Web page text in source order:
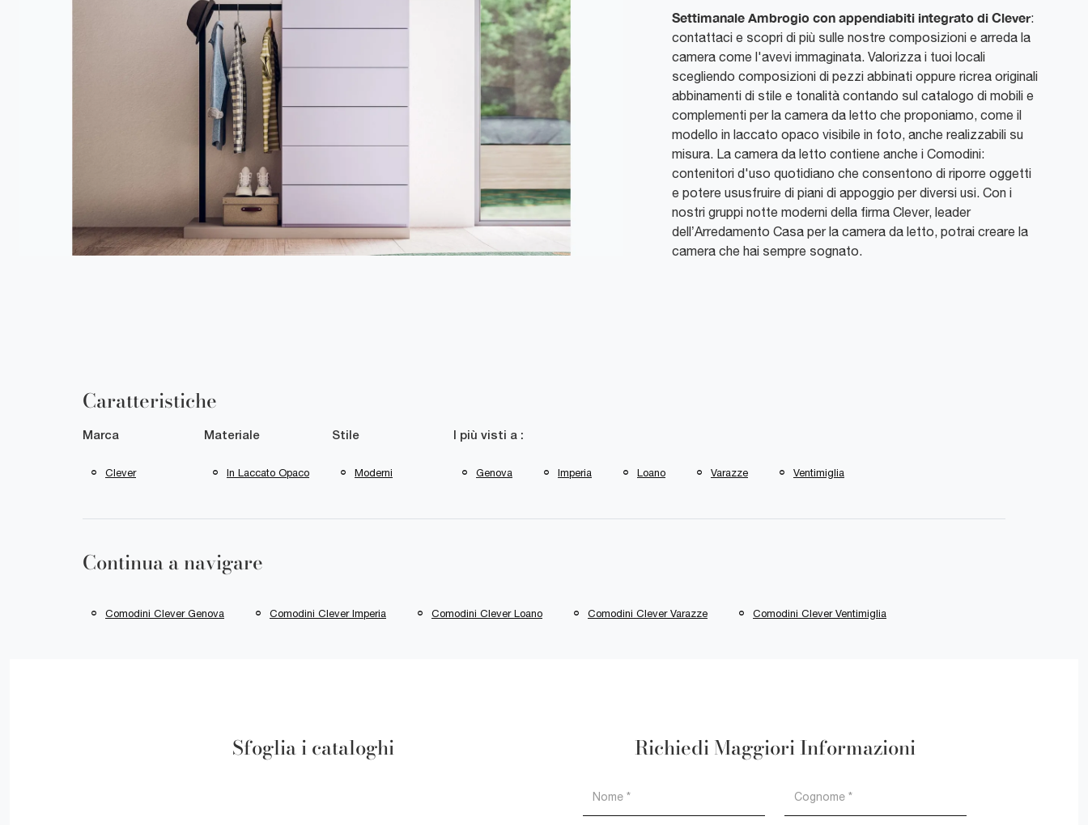
Settimanale Ambrogio con appendiabiti integrato di Clever:
contattaci e scopri di più sulle nostre composizioni e arreda la
camera come l'avevi immaginata. Valorizza i tuoi locali
scegliendo composizioni di pezzi abbinati oppure ricrea originali
abbinamenti di stile e tonalità contando sul catalogo di mobili e
complementi per la camera da letto che proponiamo, come il
modello in laccato opaco visibile in foto, anche realizzabili su
misura. La camera da letto contiene anche i Comodini:
contenitori d'uso quotidiano che consentono di riporre oggetti
e potere ususfruire di piani di appoggio per diversi usi. Con i
nostri gruppi notte moderni della firma Clever, leader
dell’Arredamento Casa per la camera da letto, potrai creare la
camera che hai sempre sognato.
Caratteristiche
Marca
Clever
Materiale
In Laccato Opaco
Stile
Moderni
I più visti a :
Genova Imperia Loano Varazze Ventimiglia
Continua a navigare
Comodini Clever Genova Comodini Clever Imperia Comodini Clever Loano Comodini Clever Varazze Comodini Clever Ventimiglia
Sfoglia i cataloghi Richiedi Maggiori Informazioni